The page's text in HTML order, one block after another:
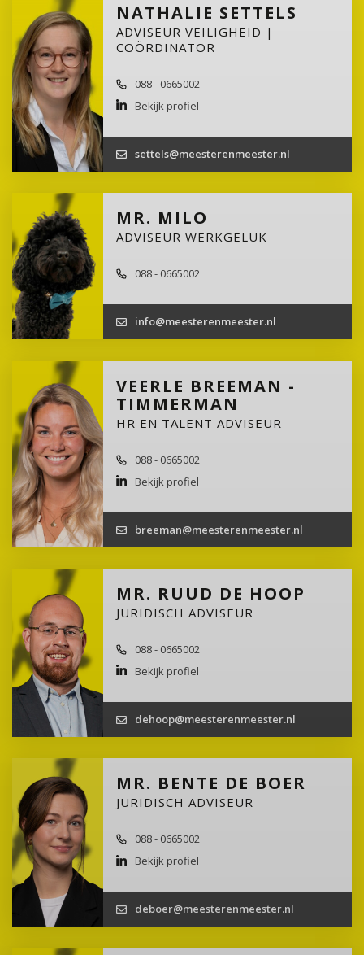
NATHALIE SETTELS
ADVISEUR VEILIGHEID |
COÖRDINATOR
088 - 0665002
Bekijk profiel
settels@meesterenmeester.nl
MR. MILO
ADVISEUR WERKGELUK
088 - 0665002
info@meesterenmeester.nl
VEERLE BREEMAN -
TIMMERMAN
HR EN TALENT ADVISEUR
088 - 0665002
Bekijk profiel
breeman@meesterenmeester.nl
MR. RUUD DE HOOP
JURIDISCH ADVISEUR
088 - 0665002
Bekijk profiel
dehoop@meesterenmeester.nl
MR. BENTE DE BOER
JURIDISCH ADVISEUR
088 - 0665002
Bekijk profiel
deboer@meesterenmeester.nl